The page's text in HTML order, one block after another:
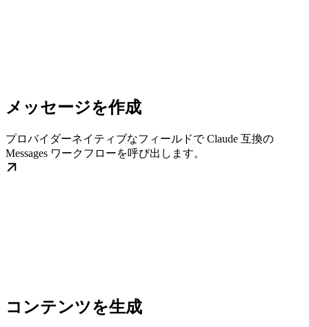
メッセージを作成
プロバイダーネイティブなフィールドで Claude 互換の
Messages ワークフローを呼び出します。
コンテンツを生成